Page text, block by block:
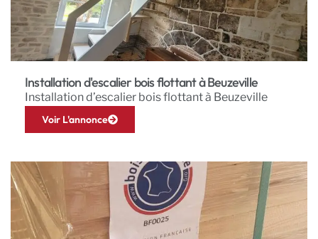
Installation d'escalier bois flottant à Beuzeville
Installation d’escalier bois flottant à Beuzeville
Voir L'annonce